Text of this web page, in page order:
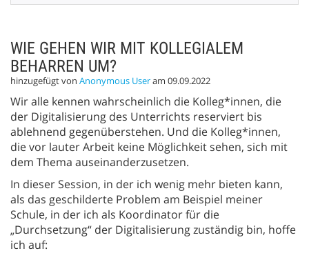
WIE GEHEN WIR MIT KOLLEGIALEM
BEHARREN UM?
hinzugefügt von Anonymous Useram 09.09.2022
Wir alle kennen wahrscheinlich die Kolleg*innen, die
der Digitalisierung des Unterrichts reserviert bis
ablehnend gegenüberstehen. Und die Kolleg*innen,
die vor lauter Arbeit keine Möglichkeit sehen, sich mit
dem Thema auseinanderzusetzen.
In dieser Session, in der ich wenig mehr bieten kann,
als das geschilderte Problem am Beispiel meiner
Schule, in der ich als Koordinator für die
„Durchsetzung“ der Digitalisierung zuständig bin, hoffe
ich auf: